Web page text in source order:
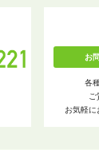
お
各
ご
お気軽に